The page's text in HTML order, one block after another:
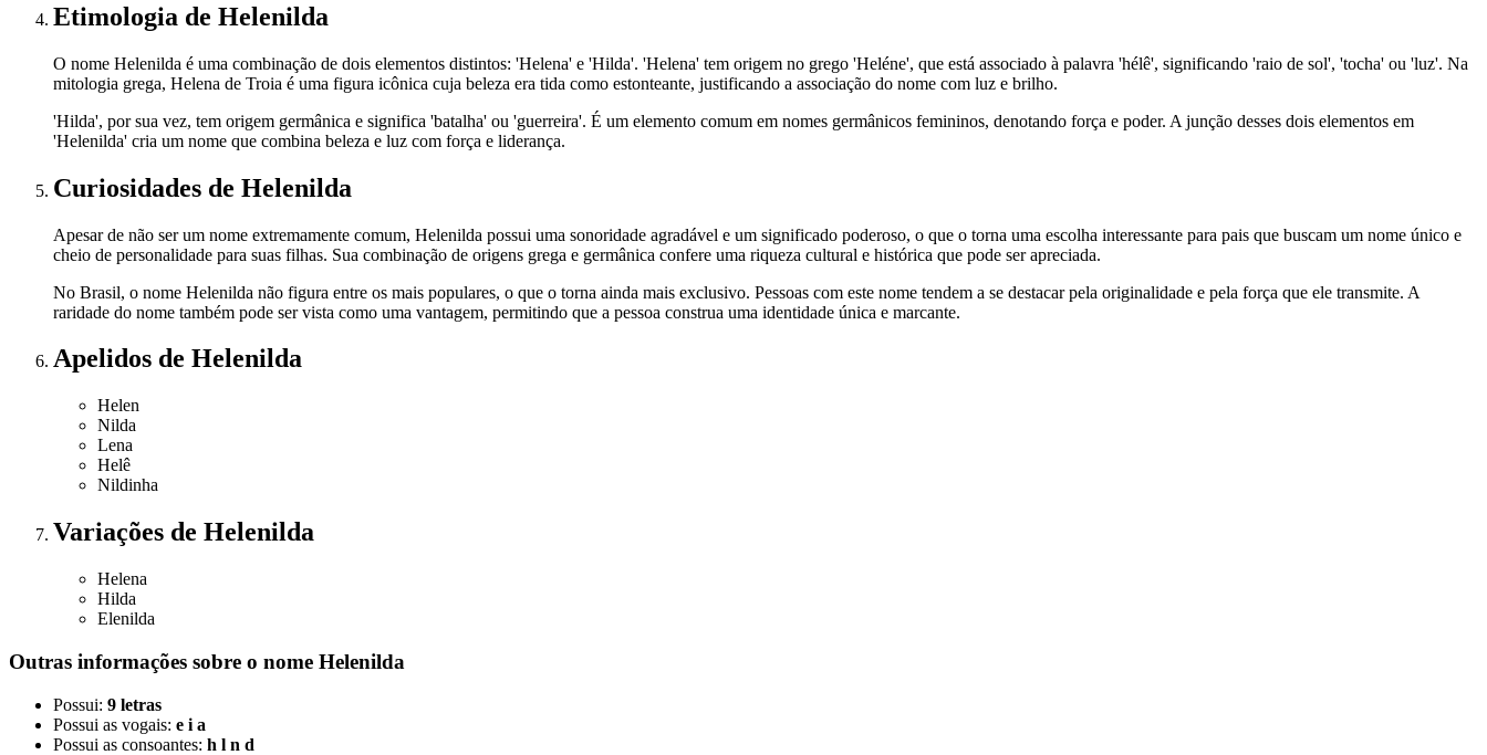
Etimologia de Helenilda
O nome Helenilda é uma combinação de dois elementos distintos: 'Helena' e 'Hilda'. 'Helena' tem origem no grego 'Heléne', que está associado à palavra 'hélê', significando 'raio de sol', 'tocha' ou 'luz'. Na
mitologia grega, Helena de Troia é uma figura icônica cuja beleza era tida como estonteante, justificando a associação do nome com luz e brilho.
'Hilda', por sua vez, tem origem germânica e significa 'batalha' ou 'guerreira'. É um elemento comum em nomes germânicos femininos, denotando força e poder. A junção desses dois elementos em
'Helenilda' cria um nome que combina beleza e luz com força e liderança.
Curiosidades de Helenilda
Apesar de não ser um nome extremamente comum, Helenilda possui uma sonoridade agradável e um significado poderoso, o que o torna uma escolha interessante para pais que buscam um nome único e
cheio de personalidade para suas filhas. Sua combinação de origens grega e germânica confere uma riqueza cultural e histórica que pode ser apreciada.
No Brasil, o nome Helenilda não figura entre os mais populares, o que o torna ainda mais exclusivo. Pessoas com este nome tendem a se destacar pela originalidade e pela força que ele transmite. A
raridade do nome também pode ser vista como uma vantagem, permitindo que a pessoa construa uma identidade única e marcante.
Apelidos de Helenilda
Helen
Nilda
Lena
Helê
Nildinha
Variações de Helenilda
Helena
Hilda
Elenilda
Outras informações sobre o nome Helenilda
Possui: 9 letras
Possui as vogais: e i a
Possui as consoantes: h l n d